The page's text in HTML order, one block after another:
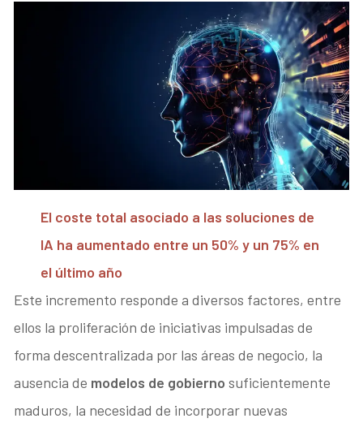
El coste total asociado a las soluciones de
IA ha aumentado entre un 50% y un 75% en
el último año
Este incremento responde a diversos factores, entre
ellos la proliferación de iniciativas impulsadas de
forma descentralizada por las áreas de negocio, la
ausencia de modelos de gobierno suficientemente
maduros, la necesidad de incorporar nuevas